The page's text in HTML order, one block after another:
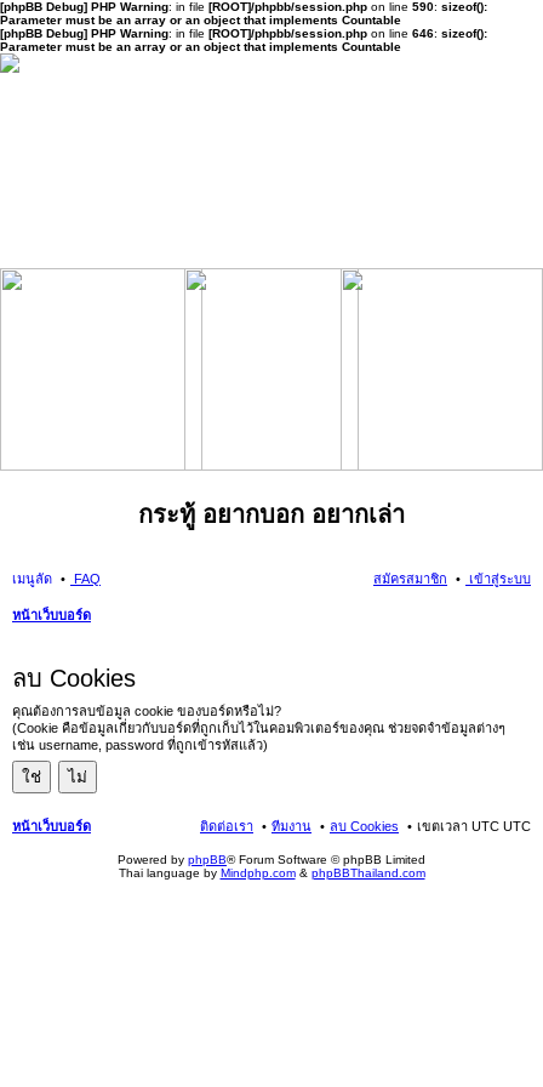
[phpBB Debug] PHP Warning: in file [ROOT]/phpbb/session.php on line 590: sizeof():
Parameter must be an array or an object that implements Countable
[phpBB Debug] PHP Warning: in file [ROOT]/phpbb/session.php on line 646: sizeof():
Parameter must be an array or an object that implements Countable
กระทู้ อยากบอก อยากเล่า
เมนูลัด FAQ เข้าสู่ระบบ
สมัครสมาชิก
หน้าเว็บบอร์ด
ลบ Cookies
คุณต้องการลบข้อมูล cookie ของบอร์ดหรือไม่?
(Cookie คือข้อมูลเกี่ยวกับบอร์ดที่ถูกเก็บไว้ในคอมพิวเตอร์ของคุณ ช่วยจดจำข้อมูลต่างๆ
เช่น username, password ที่ถูกเข้ารหัสแล้ว)
หน้าเว็บบอร์ด เขตเวลา UTC UTC
ลบ Cookies
ทีมงาน
ติดต่อเรา
Powered by phpBB® Forum Software © phpBB Limited
Thai language by Mindphp.com& phpBBThailand.com